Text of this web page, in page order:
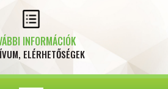
INFORMÁCIÓK
ELÉRHETŐSÉGEK